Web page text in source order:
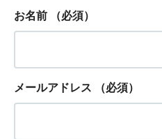
お名前 （必須）
メールアドレス （必須）